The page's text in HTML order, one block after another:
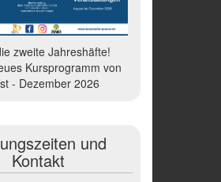
zweite Jahreshäfte!
Kursprogramm von
- Dezember 2026
und
Kontakt